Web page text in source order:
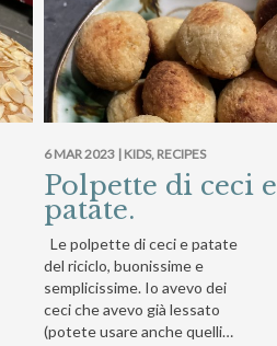
6 MAR 2023 | KIDS, RECIPES
Polpette di ceci e
patate.
Le polpette di ceci e patate
del riciclo, buonissime e
semplicissime. Io avevo dei
ceci che avevo già lessato
(potete usare anche quelli…